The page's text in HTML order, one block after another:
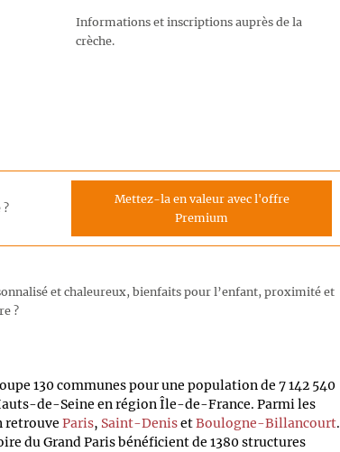
Informations et inscriptions auprès de la
crèche.
Mettez-la en valeur avec l'offre
Premium
et chaleureux, bienfaits pour l’enfant, proximité et
?
130 communes pour une population de 7 142 540
de-Seine en région Île-de-France. Parmi les
retrouve Paris, Saint-DenisetBoulogne-Billancourt.
du Grand Paris bénéficient de 1380 structures